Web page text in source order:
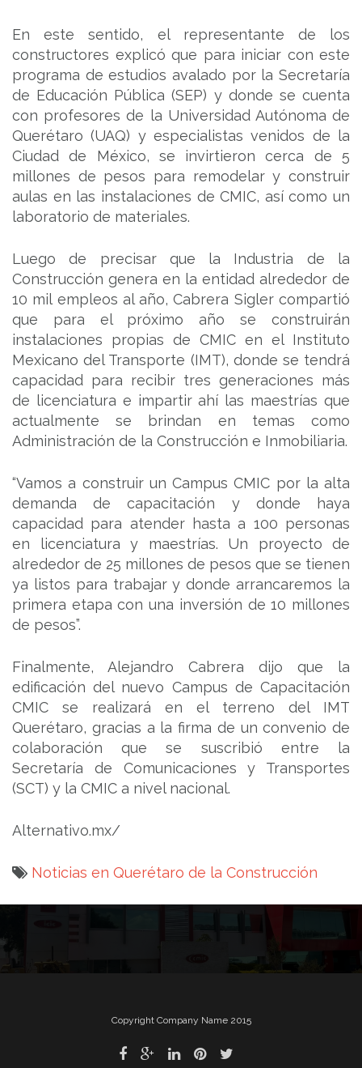
En este sentido, el representante de los
constructores explicó que para iniciar con este
programa de estudios avalado por la Secretaría
de Educación Pública (SEP) y donde se cuenta
con profesores de la Universidad Autónoma de
Querétaro (UAQ) y especialistas venidos de la
Ciudad de México, se invirtieron cerca de 5
millones de pesos para remodelar y construir
aulas en las instalaciones de CMIC, así como un
laboratorio de materiales.
Luego de precisar que la Industria de la
Construcción genera en la entidad alrededor de
10 mil empleos al año, Cabrera Sigler compartió
que para el próximo año se construirán
instalaciones propias de CMIC en el Instituto
Mexicano del Transporte (IMT), donde se tendrá
capacidad para recibir tres generaciones más
de licenciatura e impartir ahí las maestrías que
actualmente se brindan en temas como
Administración de la Construcción e Inmobiliaria.
“Vamos a construir un Campus CMIC por la alta
demanda de capacitación y donde haya
capacidad para atender hasta a 100 personas
en licenciatura y maestrías. Un proyecto de
alrededor de 25 millones de pesos que se tienen
ya listos para trabajar y donde arrancaremos la
primera etapa con una inversión de 10 millones
de pesos”.
Finalmente, Alejandro Cabrera dijo que la
edificación del nuevo Campus de Capacitación
CMIC se realizará en el terreno del IMT
Querétaro, gracias a la firma de un convenio de
colaboración que se suscribió entre la
Secretaría de Comunicaciones y Transportes
(SCT) y la CMIC a nivel nacional.
Alternativo.mx/
Noticias en Querétaro de la Construcción
entradas
Copyright Company Name 2015